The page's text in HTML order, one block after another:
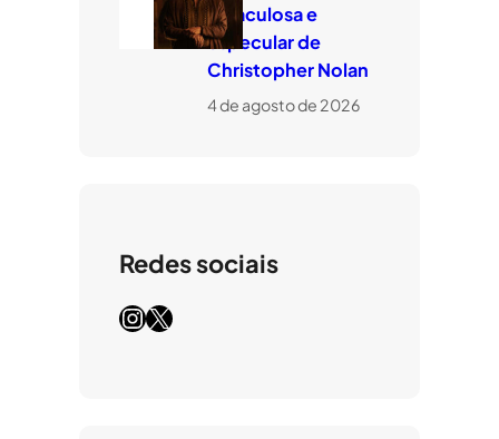
miraculosa e
especular de
Christopher Nolan
4 de agosto de 2026
Redes sociais
InstagramX